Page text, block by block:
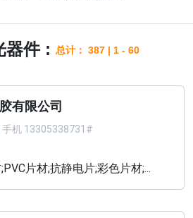
器件 : 总计： 387 | 1 - 60
有限公司
机 13305338731#
片材;抗静电片;彩色片材;...